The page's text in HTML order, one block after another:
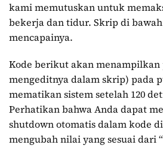
kami memutuskan untuk
bekerja dan tidur. Skrip di
mencapainya.
Kode berikut akan menampilkan
mengeditnya dalam skrip) pada
mematikan sistem setelah 120
Perhatikan bahwa Anda dapat
shutdown otomatis dalam kode
mengubah nilai yang sesuai dari